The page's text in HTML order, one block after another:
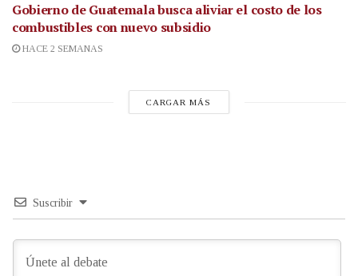
Gobierno de Guatemala busca aliviar el costo de los
combustibles con nuevo subsidio
HACE 2 SEMANAS
CARGAR MÁS
Suscribir